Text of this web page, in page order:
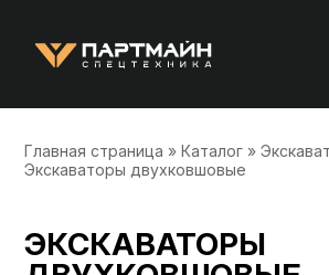
Главная страница »Каталог »
Экскаваторы двухковшовые
ЭКСКАВАТОРЫ